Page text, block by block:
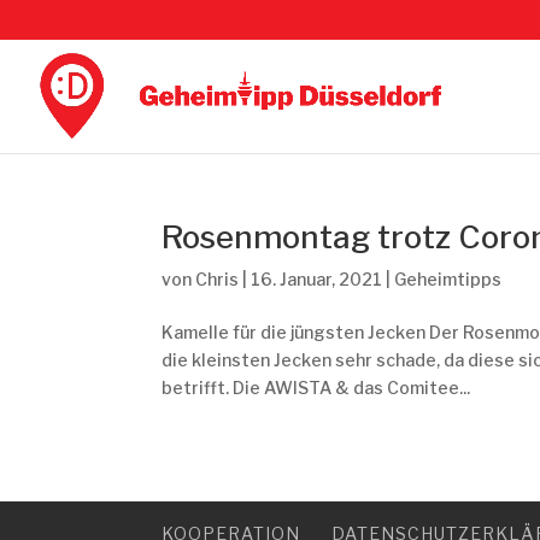
Rosenmontag trotz
von Chris 16. Januar, 2021 Geheimtipps
Kamelle für die jüngsten Jecken Der
die kleinsten Jecken sehr schade, da diese
betrifft. Die AWISTA & das Comitee...
KOOPERATION